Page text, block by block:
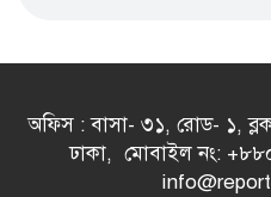
অফিস : বাসা- ৩১, রোড- ১,
ঢাকা, মোবাইল নং: